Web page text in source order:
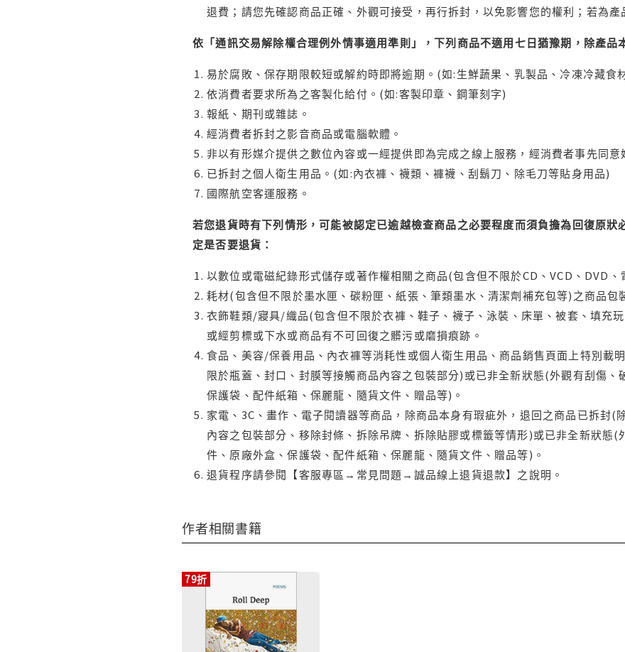
退費；請您先確認商品正確、外觀可接受，再行拆封，以免影響您的權利；若為產
依「通訊交易解除權合理例外情事適用準則」，下列商品不適用七日猶豫期，除產品
易於腐敗、保存期限較短或解約時即將逾期。(如:生鮮蔬果、乳製品、冷凍冷藏食
依消費者要求所為之客製化給付。(如:客製印章、鋼筆刻字)
報紙、期刊或雜誌。
經消費者拆封之影音商品或電腦軟體。
非以有形媒介提供之數位內容或一經提供即為完成之線上服務，經消費者事先同
已拆封之個人衛生用品。(如:內衣褲、襪類、褲襪、刮鬍刀、除毛刀等貼身用品)
國際航空客運服務。
若您退貨時有下列情形，可能被認定已逾越檢查商品之必要程度而須負擔為回復原
定是否要退貨：
以數位或電磁紀錄形式儲存或著作權相關之商品(包含但不限於CD、VCD、DVD
耗材(包含但不限於墨水匣、碳粉匣、紙張、筆類墨水、清潔劑補充包等)之商品包
衣飾鞋類/寢具/織品(包含但不限於衣褲、鞋子、襪子、泳裝、床單、被套、填充
或經剪標或下水或商品有不可回復之髒污或磨損痕跡。
食品、美容/保養用品、內衣褲等消耗性或個人衛生用品、商品銷售頁面上特別載
限於瓶蓋、封口、封膜等接觸商品內容之包裝部分)或已非全新狀態(外觀有刮傷
保護袋、配件紙箱、保麗龍、隨貨文件、贈品等)。
家電、3C、畫作、電子閱讀器等商品，除商品本身有瑕疵外，退回之商品已拆封
內容之包裝部分、移除封條、拆除吊牌、拆除貼膠或標籤等情形)或已非全新狀態
件、原廠外盒、保護袋、配件紙箱、保麗龍、隨貨文件、贈品等)。
退貨程序請參閱【客服專區→常見問題→誠品線上退貨退款】之說明。
作者相關書籍
79折